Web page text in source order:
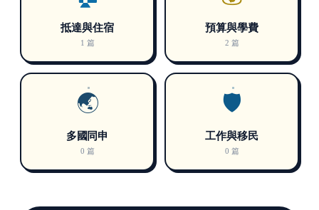
抵達與住宿
1 篇
預算與學費
2 篇
🌏
多國同申
0 篇
🛡️
工作與移民
0 篇